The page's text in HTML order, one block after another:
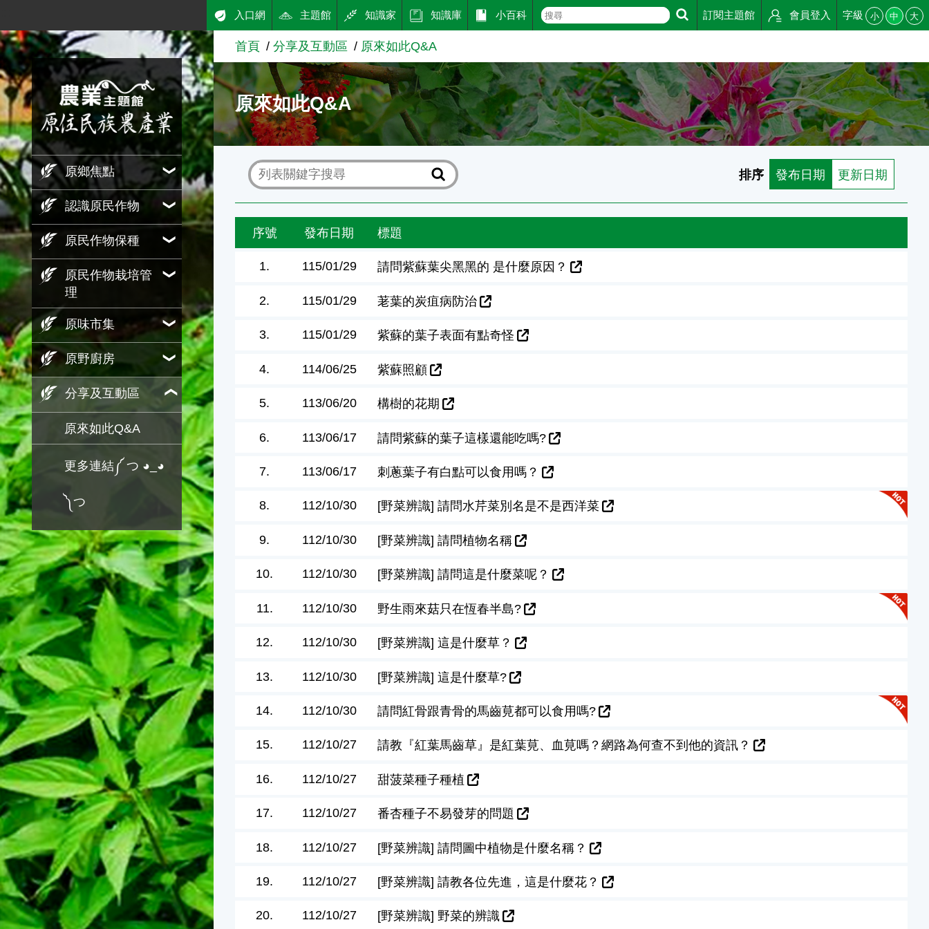
跳到主要內容
農業知識入口網
原鄉焦點
認識原民作物
原民作物保種
原民作物栽培管
理
原味市集
原野廚房
分享及互動區
原來如此Q&A
更多連結༼ つ ◕_◕
༽つ
入口網 主題館 知識家 知識庫 小百科 訂閱主題館 會員登入 字級 小 中 大
首頁 分享及互動區 原來如此Q&A
原來如此Q&A
排序 發布日期 更新日期
序號 發布日期 標題
1. 115/01/29 請問紫蘇葉尖黑黑的 是什麼原因？
2. 115/01/29 荖葉的炭疽病防治
3. 115/01/29 紫蘇的葉子表面有點奇怪
4. 114/06/25 紫蘇照顧
5. 113/06/20 構樹的花期
6. 113/06/17 請問紫蘇的葉子這樣還能吃嗎?
7. 113/06/17 刺蔥葉子有白點可以食用嗎？
8. 112/10/30 [野菜辨識] 請問水芹菜別名是不是西洋菜
9. 112/10/30 [野菜辨識] 請問植物名稱
10. 112/10/30 [野菜辨識] 請問這是什麼菜呢？
11. 112/10/30 野生雨來菇只在恆春半島?
12. 112/10/30 [野菜辨識] 這是什麼草？
13. 112/10/30 [野菜辨識] 這是什麼草?
14. 112/10/30 請問紅骨跟青骨的馬齒莧都可以食用嗎?
15. 112/10/27 請教『紅葉馬齒草』是紅葉莧、血莧嗎？網路為何查不到他的資訊？
16. 112/10/27 甜菠菜種子種植
17. 112/10/27 番杏種子不易發芽的問題
18. 112/10/27 [野菜辨識] 請問圖中植物是什麼名稱？
19. 112/10/27 [野菜辨識] 請教各位先進，這是什麼花？
20. 112/10/27 [野菜辨識] 野菜的辨識